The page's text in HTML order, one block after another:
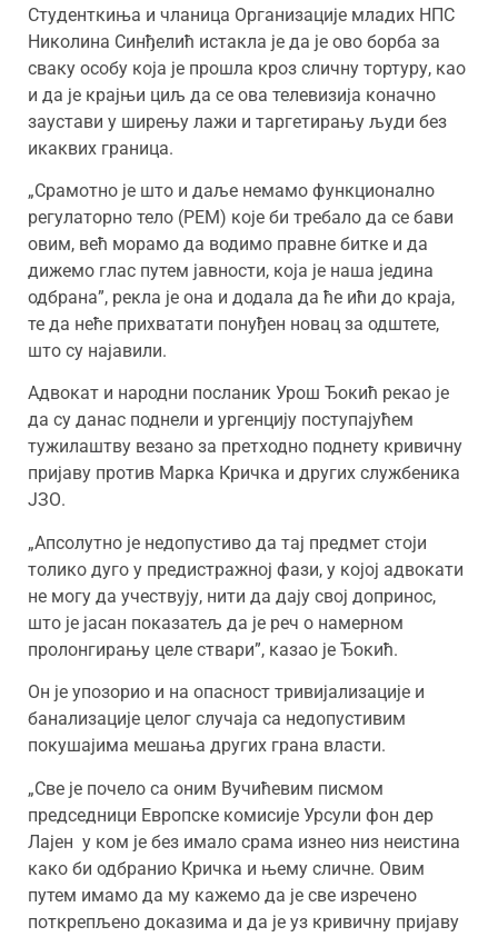
Студенткиња и чланица Организације младих НПС
Николина Синђелић истакла је да је ово борба за
сваку особу која је прошла кроз сличну тортуру, као
и да је крајњи циљ да се ова телевизија коначно
заустави у ширењу лажи и таргетирању људи без
икаквих граница.
„Срамотно је што и даље немамо функционално
регулаторно тело (РЕМ) које би требало да се бави
овим, већ морамо да водимо правне битке и да
дижемо глас путем јавности, која је наша једина
одбрана”, рекла је она и додала да ће ићи до краја,
те да неће прихватати понуђен новац за одштете,
што су најавили.
Адвокат и народни посланик Урош Ђокић рекао је
да су данас поднели и ургенцију поступајућем
тужилаштву везано за претходно поднету кривичну
пријаву против Марка Кричка и других службеника
ЈЗО.
„Апсолутно је недопустиво да тај предмет стоји
толико дуго у предистражној фази, у којој адвокати
не могу да учествују, нити да дају свој допринос,
што је јасан показатељ да је реч о намерном
пролонгирању целе ствари”, казао је Ђокић.
Он је упозорио и на опасност тривијализације и
банализације целог случаја са недопустивим
покушајима мешања других грана власти.
„Све је почело са оним Вучићевим писмом
председници Европске комисије Урсули фон дер
Лајен у ком је без имало срама изнео низ неистина
како би одбранио Кричка и њему сличне. Овим
путем имамо да му кажемо да је све изречено
поткрепљено доказима и да је уз кривичну пријаву